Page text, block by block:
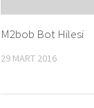
M2bob Bot Hilesi
29 MART 2016